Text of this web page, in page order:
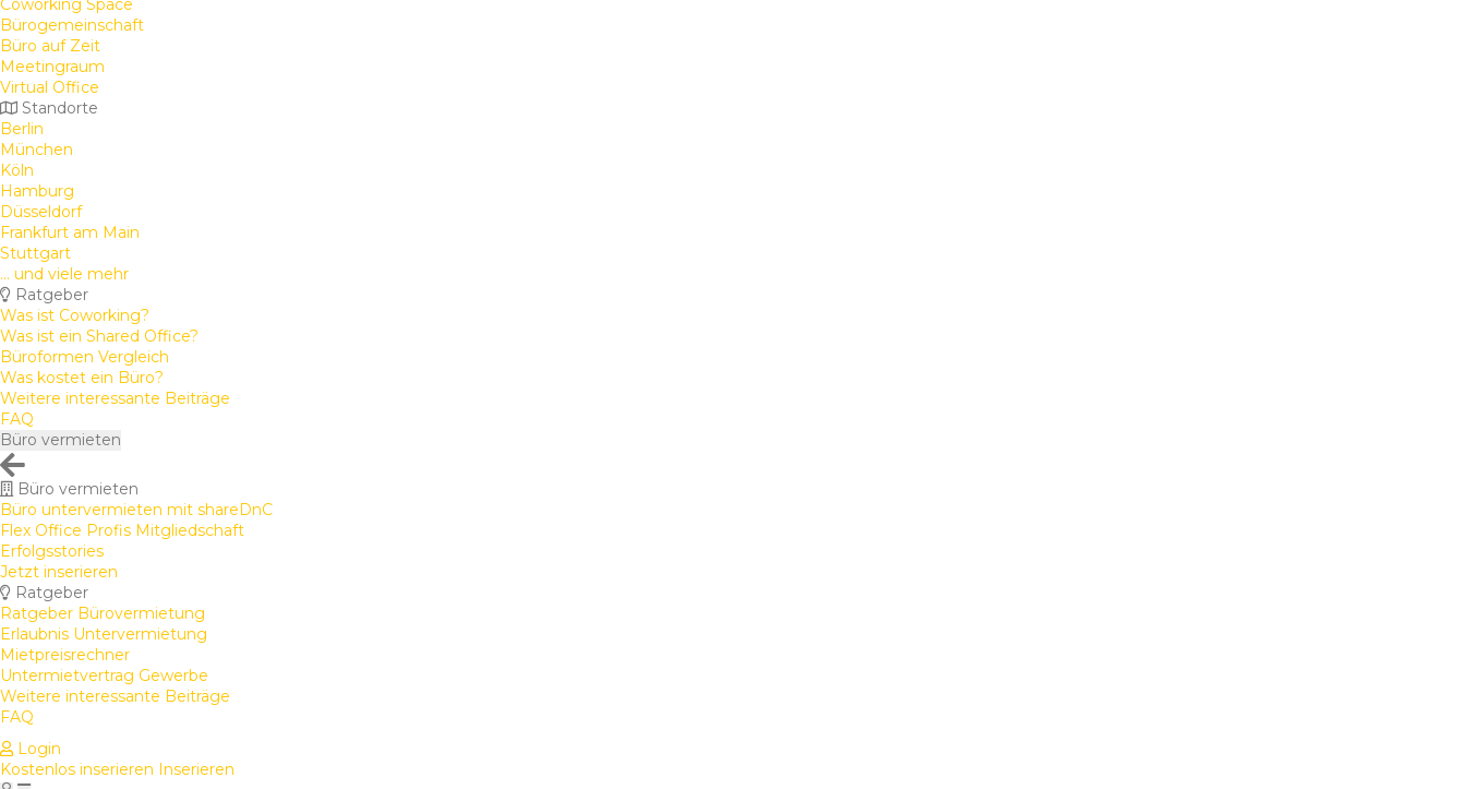
Coworking Space
Bürogemeinschaft
Büro auf Zeit
Meetingraum
Virtual Office
Standorte
Berlin
München
Köln
Hamburg
Düsseldorf
Frankfurt am Main
Stuttgart
... und viele mehr
Ratgeber
Was ist Coworking?
Was ist ein Shared Office?
Büroformen Vergleich
Was kostet ein Büro?
Weitere interessante Beiträge
FAQ
Büro vermieten
Büro vermieten
Büro untervermieten mit shareDnC
Flex Office Profis Mitgliedschaft
Erfolgsstories
Jetzt inserieren
Ratgeber
Ratgeber Bürovermietung
Erlaubnis Untervermietung
Mietpreisrechner
Untermietvertrag Gewerbe
Weitere interessante Beiträge
FAQ
Login
Kostenlos inserieren Inserieren